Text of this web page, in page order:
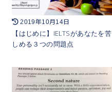
2019年10月14日
【はじめに】IELTSがあなたを苦
しめる３つの問題点